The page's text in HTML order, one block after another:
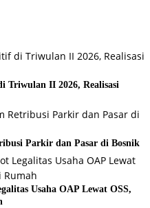
Triwulan II 2026, Realisasi
Parkir dan Pasar di Bosnik
Usaha OAP Lewat OSS,